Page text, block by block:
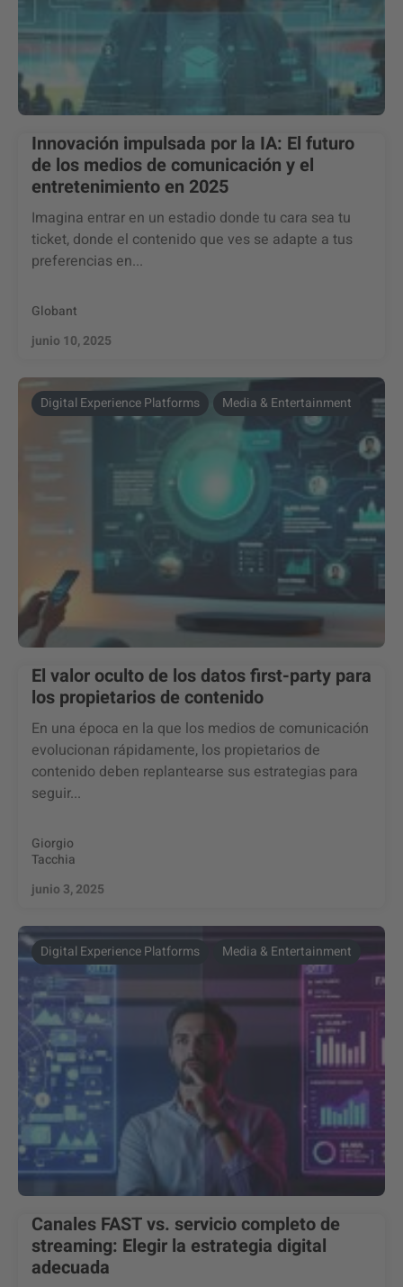
Innovación impulsada por la IA: El futuro
de los medios de comunicación y el
entretenimiento en 2025
Imagina entrar en un estadio donde tu cara sea tu
ticket, donde el contenido que ves se adapte a tus
preferencias en...
Globant
junio 10, 2025
Digital Experience Platforms Media & Entertainment
El valor oculto de los datos first-party para
los propietarios de contenido
En una época en la que los medios de comunicación
evolucionan rápidamente, los propietarios de
contenido deben replantearse sus estrategias para
seguir...
Giorgio
Tacchia
junio 3, 2025
Digital Experience Platforms Media & Entertainment
Canales FAST vs. servicio completo de
streaming: Elegir la estrategia digital
adecuada